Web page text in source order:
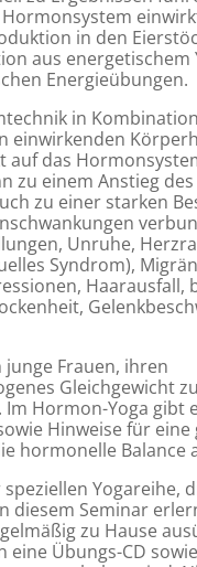
in den
aus energetischem
Energieübungen.
in
einwirkenden
auf das
zu einem Anstieg des
zu einer starken
Unruhe,
Syndrom),
Haarausfall,
Frauen, ihren
Gleichgewicht
Hormon-Yoga gibt
Hinweise für eine
hormonelle Balance
Yogareihe,
diesem Seminar
zu Hause
Übungs-CD